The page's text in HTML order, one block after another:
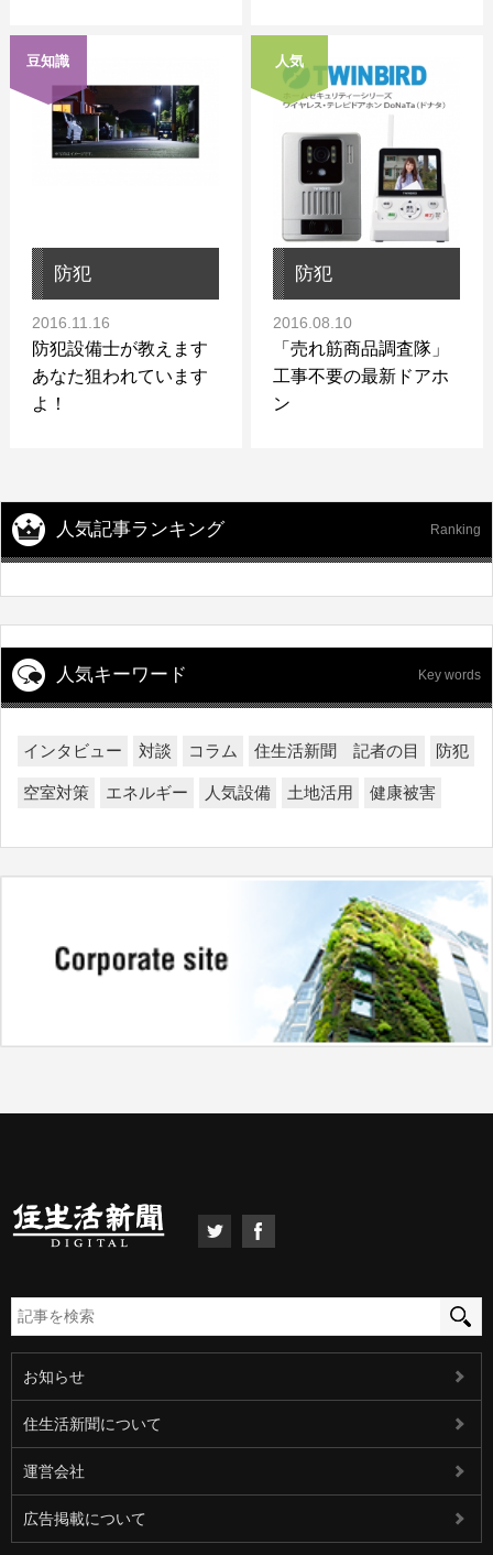
豆知識
防犯
2016.11.16
防犯設備士が教えます
あなた狙われています
よ！
人気
防犯
2016.08.10
「売れ筋商品調査隊」
工事不要の最新ドアホ
ン
人気記事ランキング Ranking
人気キーワード Key words
インタビュー 対談 コラム 住生活新聞 記者の目 防犯
空室対策 エネルギー 人気設備 土地活用 健康被害
お知らせ
住生活新聞について
運営会社
広告掲載について